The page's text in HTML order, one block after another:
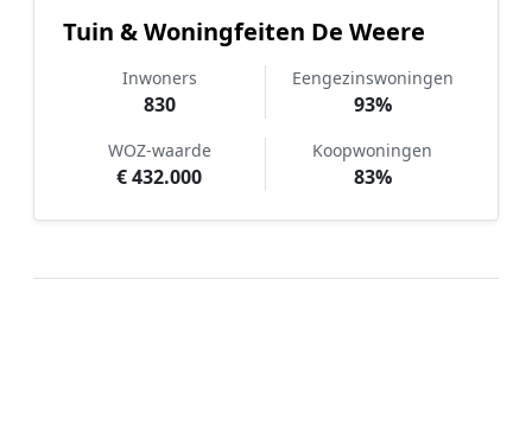
Tuin & Woningfeiten De Weere
Inwoners
830
Eengezinswoningen
93%
WOZ-waarde
€ 432.000
Koopwoningen
83%